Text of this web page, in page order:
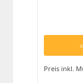
Preis inkl.